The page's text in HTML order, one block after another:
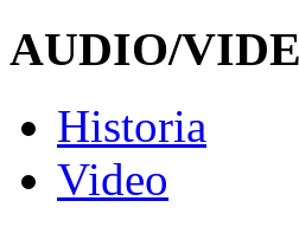
AUDIO/
Historia
Video